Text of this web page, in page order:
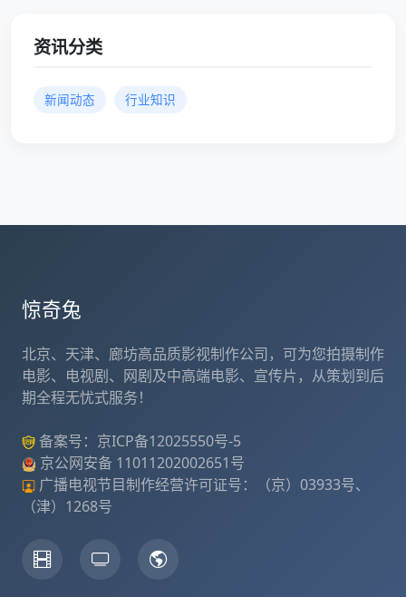
资讯分类
新闻动态 行业知识
惊奇兔
北京、天津、廊坊高品质影视制作公司，可为您拍摄制作
电影、电视剧、网剧及中高端电影、宣传片，从策划到后
期全程无忧式服务！
备案号： 京ICP备12025550号-5
京公网安备 11011202002651号
广播电视节目制作经营许可证号：（京）03933号、
（津）1268号